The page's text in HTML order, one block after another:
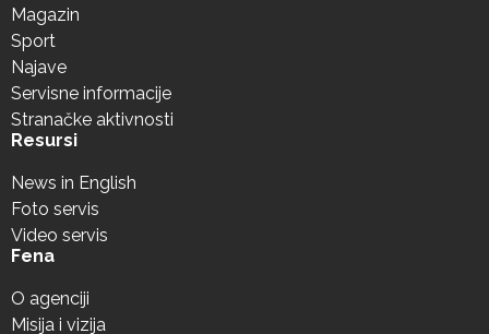
Magazin
Sport
Najave
Servisne informacije
Stranačke aktivnosti
Resursi
News in English
Foto servis
Video servis
Fena
O agenciji
Misija i vizija